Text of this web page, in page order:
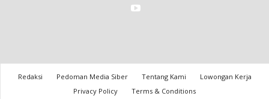
Redaksi Pedoman Media Siber Tentang Kami
Lowongan Kerja
Privacy Policy
Terms & Conditions